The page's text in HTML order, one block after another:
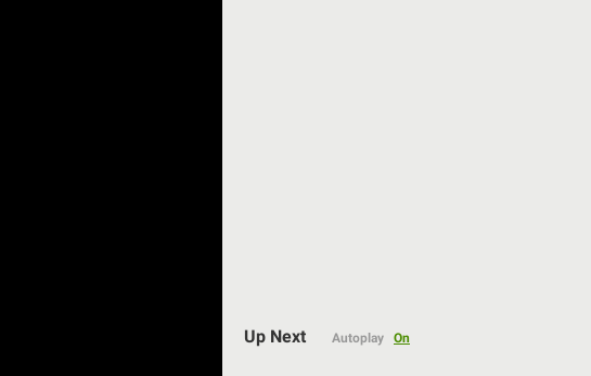
240pUp Next Autoplay On